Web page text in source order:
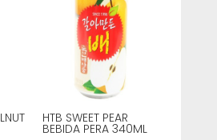
HTB SWEET PEAR
BEBIDA PERA 340ML